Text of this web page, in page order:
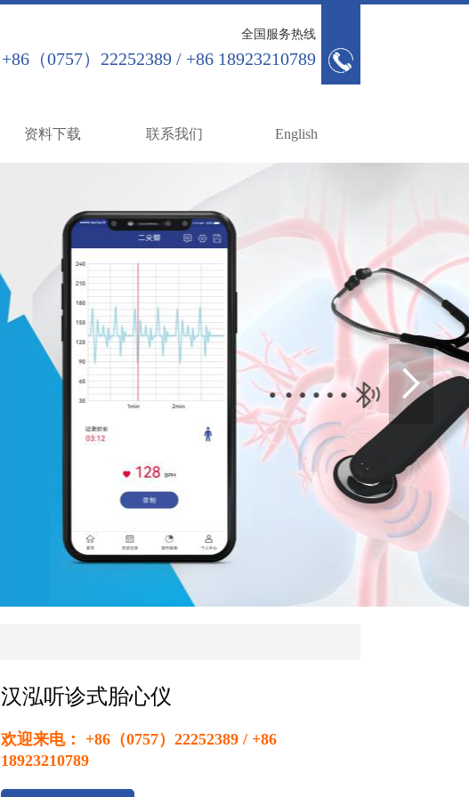
全国服务热线
+86（0757）22252389 / +86 18923210789
资料下载 联系我们 English
汉泓听诊式胎心仪
欢迎来电： +86（0757）22252389 / +86
18923210789